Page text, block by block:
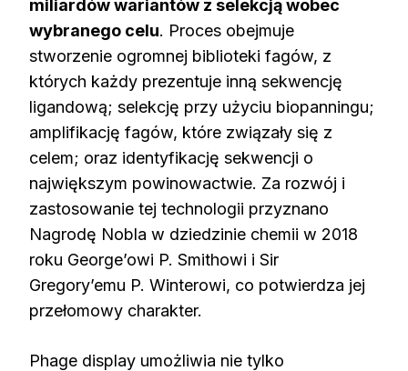
miliardów wariantów z selekcją wobec
wybranego celu. Proces obejmuje
stworzenie ogromnej biblioteki fagów, z
których każdy prezentuje inną sekwencję
ligandową; selekcję przy użyciu biopanningu;
amplifikację fagów, które związały się z
celem; oraz identyfikację sekwencji o
największym powinowactwie. Za rozwój i
zastosowanie tej technologii przyznano
Nagrodę Nobla w dziedzinie chemii w 2018
roku George’owi P. Smithowi i Sir
Gregory’emu P. Winterowi, co potwierdza jej
przełomowy charakter.
Phage display umożliwia nie tylko